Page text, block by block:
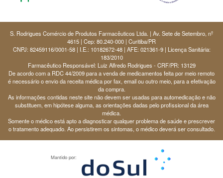
S. Rodrigues Comércio de Produtos Farmacêuticos Ltda. | Av. Sete de Setembro, nº
4615 | Cep: 80.240-000 | Curitiba/PR
CNPJ: 82459116/0001-58 | I.E.: 10182672-48 | AFE: 021361-9 | Licença Sanitária:
183/2010
Farmacêutico Responsável: Luiz Alfredo Rodrigues - CRF/PR: 13129
De acordo com a RDC 44/2009 para a venda de medicamentos feita por meio remoto
é necessário o envio da receita médica por fax, email ou outro meio, para a efetivação
da compra.
As informações contidas neste site não devem ser usadas para automedicação e não
substituem, em hipótese alguma, as orientações dadas pelo profissional da área
médica.
Somente o médico está apto a diagnosticar qualquer problema de saúde e prescrever
o tratamento adequado. Ao persistirem os sintomas, o médico deverá ser consultado.
Mantido por: